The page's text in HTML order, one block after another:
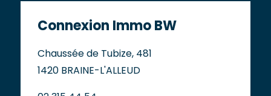
Connexion Immo BW
Chaussée de Tubize, 481
1420 BRAINE-L'ALLEUD